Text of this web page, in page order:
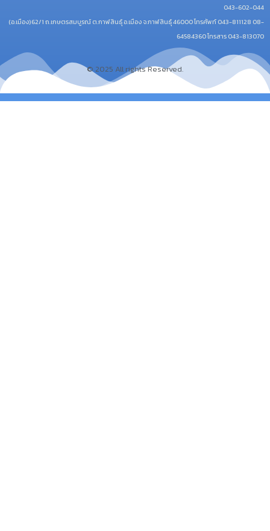
043-602-044
(อ.เมือง)62/1 ถ.เกษตรสมบูรณ์ ต.กาฬสินธุ์ อ.เมือง จ.กาฬสินธุ์ 46000โทรศัพท์ 043-811128 08-
64584360 โทรสาร 043-813070
© 2025 All rights Reserved.